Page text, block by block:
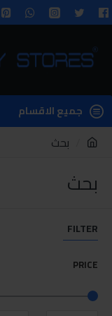
جميع الاقسام
بحث
بحث
FILTER
PRICE